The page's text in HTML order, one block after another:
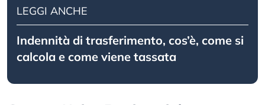
LEGGI ANCHE
Indennità di trasferimento, cos’è, come si
calcola e come viene tassata